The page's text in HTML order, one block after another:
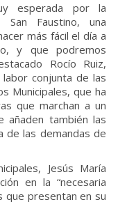
esperada por la
San Faustino, una
más fácil el día a
y que podremos
Rocío Ruiz,
conjunta de las
Municipales, que ha
que marchan a un
también las
de las demandas de
Jesús María
en la “necesaria
que presentan en su